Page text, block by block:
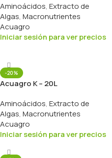
Aminoácidos, Extracto de
Algas, Macronutrientes
Acuagro
Iniciar sesión para ver precios
-20%
Acuagro K – 20L
Aminoácidos, Extracto de
Algas, Macronutrientes
Acuagro
Iniciar sesión para ver precios